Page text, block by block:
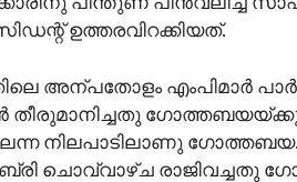
ഉത്തരവിറക്കിയത്.
അന്പതോളം എംപിമാര്‍
തീരുമാനിച്ചതു ഗോത്തബയയ്ക്കു
നിലപാടിലാണു
ചൊവ്വാഴ്ച രാജിവച്ചതു